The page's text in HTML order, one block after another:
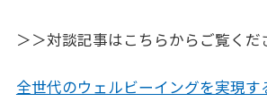
ナレッジコンテンツ
＞＞対談記事はこちらからご覧くだ
全世代のウェルビーイングを実現す